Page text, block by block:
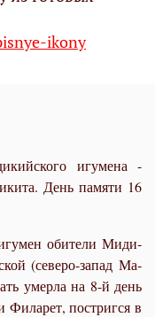
ikony
игумена -
День памяти 16
оби­те­ли Ми­ди­
(се­ве­ро-за­пад Ма­
умер­ла на 8-й день
Фила­рет, по­стриг­ся в